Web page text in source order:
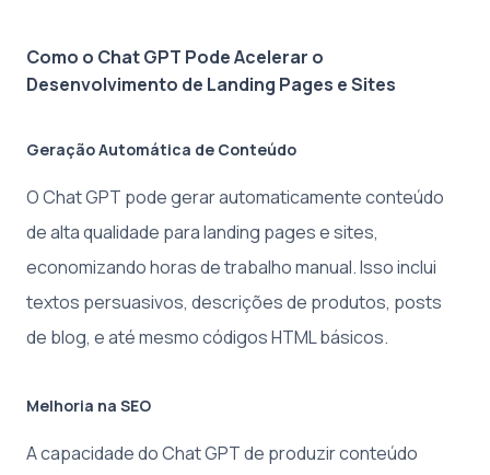
Como o Chat GPT Pode Acelerar o
Desenvolvimento de Landing Pages e Sites
Geração Automática de Conteúdo
O Chat GPT pode gerar automaticamente conteúdo
de alta qualidade para landing pages e sites,
economizando horas de trabalho manual. Isso inclui
textos persuasivos, descrições de produtos, posts
de blog, e até mesmo códigos HTML básicos.
Melhoria na SEO
A capacidade do Chat GPT de produzir conteúdo